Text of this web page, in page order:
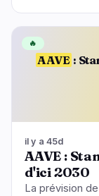
AAVE :
🔥
il y a 45d
AAVE :
d'ici 2030
La prévision